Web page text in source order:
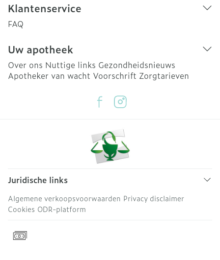
Klantenservice
FAQ
Uw apotheek
Over ons Nuttige links Gezondheidsnieuws
Apotheker van wacht Voorschrift Zorgtarieven
Juridische links
Algemene verkoopsvoorwaarden Privacy disclaimer
Cookies ODR-platform